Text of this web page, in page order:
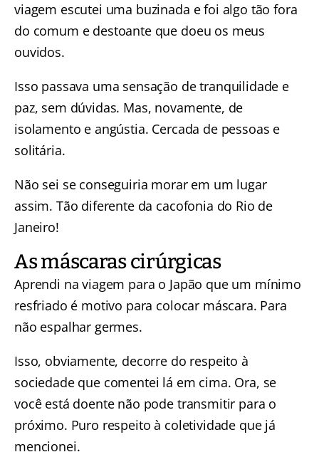
viagem escutei uma buzinada e foi algo tão fora
do comum e destoante que doeu os meus
ouvidos.
Isso passava uma sensação de tranquilidade e
paz, sem dúvidas. Mas, novamente, de
isolamento e angústia. Cercada de pessoas e
solitária.
Não sei se conseguiria morar em um lugar
assim. Tão diferente da cacofonia do Rio de
Janeiro!
As máscaras cirúrgicas
Aprendi na viagem para o Japão que um mínimo
resfriado é motivo para colocar máscara. Para
não espalhar germes.
Isso, obviamente, decorre do respeito à
sociedade que comentei lá em cima. Ora, se
você está doente não pode transmitir para o
próximo. Puro respeito à coletividade que já
mencionei.